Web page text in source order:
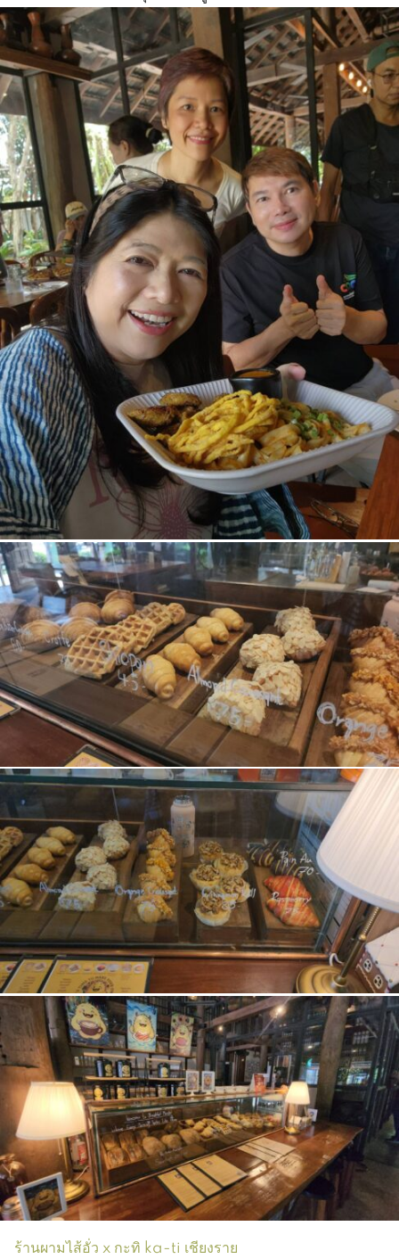
ร้านผามไส้อั่ว x กะทิ ka-ti เชียงราย